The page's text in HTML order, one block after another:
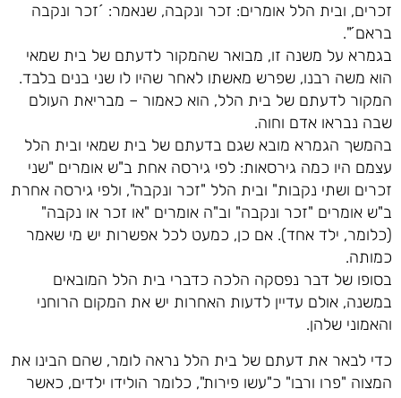
זכרים, ובית הלל אומרים: זכר ונקבה, שנאמר: ´זכר ונקבה
בראם´".
בגמרא על משנה זו, מבואר שהמקור לדעתם של בית שמאי
הוא משה רבנו, שפרש מאשתו לאחר שהיו לו שני בנים בלבד.
המקור לדעתם של בית הלל, הוא כאמור – מבריאת העולם
שבה נבראו אדם וחוה.
בהמשך הגמרא מובא שגם בדעתם של בית שמאי ובית הלל
עצמם היו כמה גירסאות: לפי גירסה אחת ב"ש אומרים "שני
זכרים ושתי נקבות" ובית הלל "זכר ונקבה", ולפי גירסה אחרת
ב"ש אומרים "זכר ונקבה" וב"ה אומרים "או זכר או נקבה"
(כלומר, ילד אחד). אם כן, כמעט לכל אפשרות יש מי שאמר
כמותה.
בסופו של דבר נפסקה הלכה כדברי בית הלל המובאים
במשנה, אולם עדיין לדעות האחרות יש את המקום הרוחני
והאמוני שלהן.
כדי לבאר את דעתם של בית הלל נראה לומר, שהם הבינו את
המצוה "פרו ורבו" כ"עשו פירות", כלומר הולידו ילדים, כאשר